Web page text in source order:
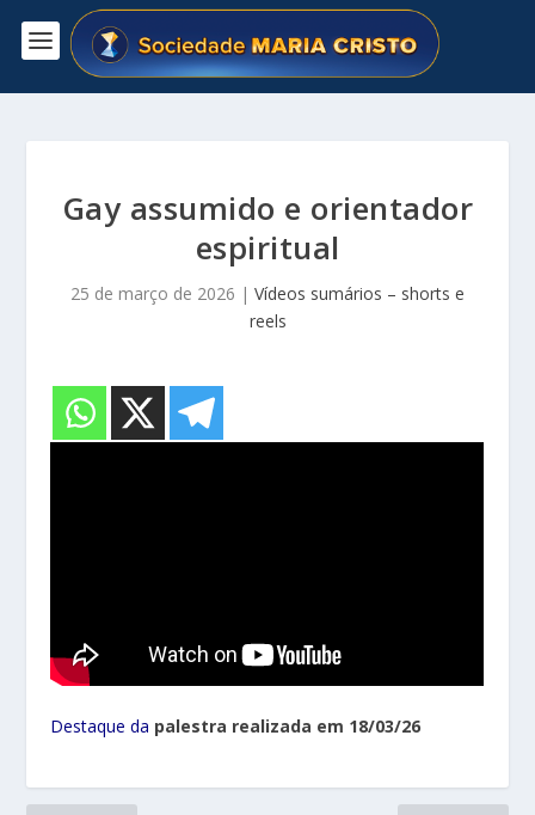
Gay assumido e orientador
espiritual
25 de março de 2026 | Vídeos sumários – shorts e
reels
Destaque da palestra realizada em 18/03/26